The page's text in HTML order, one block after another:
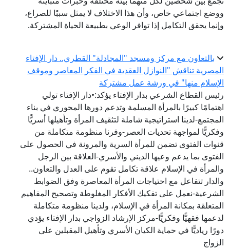
ووضع اجتماعي خاص، وأن هذا الاختلاف لا يمثل سببًا للصراع،
وإنما يحقق التكامل إذا توافر الوعي بطبيعة الحياة المشتركة.
بالتعاون مع مركز ومسجد "المجادلة" القطري.. دار الإفتاء
المصرية تناقش "النوازل العقدية في الفكر المعاصر وموقف
الإسلام منها" في ورشة عمل مشتركة
رئيس القطاع الشرعي بدار الإفتاء يؤكد:•دار الإفتاء تولي
اهتمامًا كبيرًا بالمرأة المسلمة وتدعم دورها المحوري في بناء
المجتمع-لدينا استراتيجية شاملة لتثقيف المرأة وتأهيلها أسريًّا
وفكريًّا لمواجهة تحديات العصر-وفرنا منظومة متكاملة من
قنوات الفتوى تضمن للمرأة السرية والمرونة في الحصول على
الفتوى بما يدعم وعيها الديني والأسري-العلاقة بين الرجل
والمرأة في الإسلام علاقة تكامل تقوم على العدل والتعاون..
والدار تتفاعل مع احتياجات المرأة المعاصرة وفق الضوابط
الشرعية-نعمل على تفكيك الأفكار المغلوطة وتصحيح المفاهيم
المتعلقة بمكانة المرأة في الإسلام، ولدينا منظومة متكاملة
لدعمها فقهيًّا وفكريًّا-مركز الإرشاد الزواجي بدار الإفتاء يؤدي
دورًا رياديًّا في حماية الكيان الأسري وتأهيل المقبلين على
الزواج